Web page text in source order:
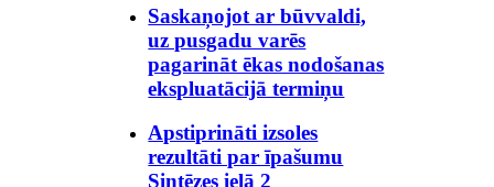
Saskaņojot ar būvvaldi,
uz pusgadu varēs
pagarināt ēkas nodošanas
ekspluatācijā termiņu
Apstiprināti izsoles
rezultāti par īpašumu
Sintēzes ielā 2